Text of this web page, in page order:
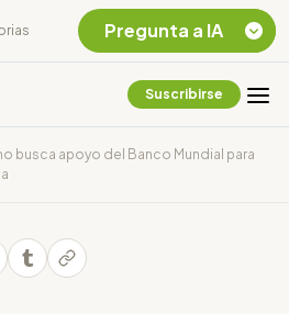
Suscribirse
busca apoyo del Banco Mundial para
Pregunta a IA
Chevron Ecuador